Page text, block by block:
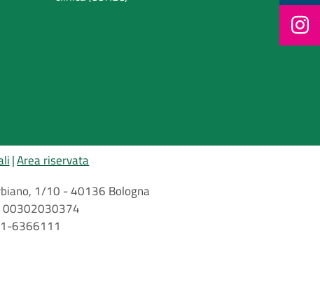
Area riservata
1/10 - 40136 Bologna
00302030374
6366111